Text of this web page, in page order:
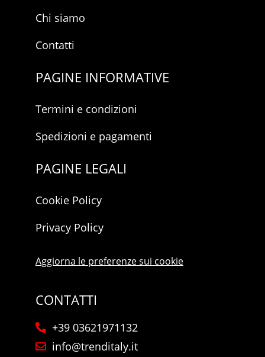
Chi siamo
Contatti
PAGINE INFORMATIVE
Termini e condizioni
Spedizioni e pagamenti
PAGINE LEGALI
Cookie Policy
Privacy Policy
Aggiorna le preferenze sui cookie
CONTATTI
+39 03621971132
info@trenditaly.it